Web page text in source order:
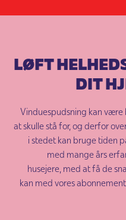
LØFT
DIT
Vinduespudsning kan
at skulle stå for, og derfor
i stedet kan bruge tiden
med mange års
husejere, med at få de
kan med vores